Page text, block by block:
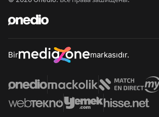
Bir markasıdır.